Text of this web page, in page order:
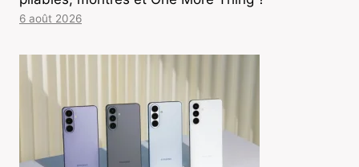
6 août 2026